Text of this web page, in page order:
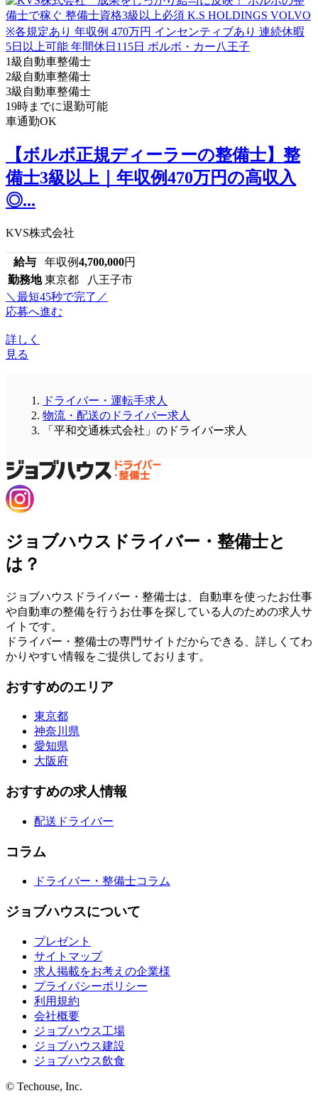
1級自動車整備士
2級自動車整備士
3級自動車整備士
19時までに退勤可能
車通勤OK
【ボルボ正規ディーラーの整備士】整
備士3級以上｜年収例470万円の高収入
◎...
KVS株式会社
給与 年収例4,700,000円
勤務地 東京都 八王子市
＼最短45秒で完了／
応募へ進む
詳しく
見る
ドライバー・運転手求人
物流・配送のドライバー求人
「平和交通株式会社」のドライバー求人
ジョブハウスドライバー・整備士と
は？
ジョブハウスドライバー・整備士は、自動車を使ったお仕事
や自動車の整備を行うお仕事を探している人のための求人サ
イトです。
ドライバー・整備士の専門サイトだからできる、詳しくてわ
かりやすい情報をご提供しております。
おすすめのエリア
東京都
神奈川県
愛知県
大阪府
おすすめの求人情報
配送ドライバー
コラム
ドライバー・整備士コラム
ジョブハウスについて
プレゼント
サイトマップ
求人掲載をお考えの企業様
プライバシーポリシー
利用規約
会社概要
ジョブハウス工場
ジョブハウス建設
ジョブハウス飲食
© Techouse, Inc.